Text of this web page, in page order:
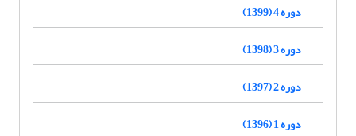
دوره 4 (1399)
دوره 3 (1398)
دوره 2 (1397)
دوره 1 (1396)